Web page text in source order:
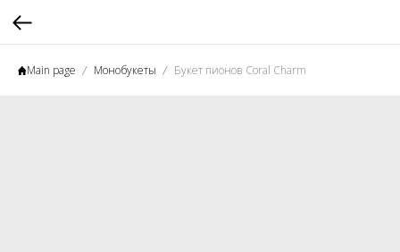
Main page Монобукеты Букет пионов Coral Charm